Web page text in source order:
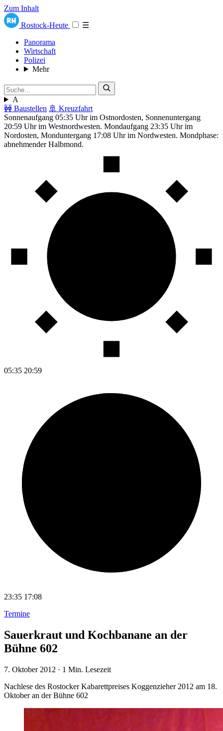
Zum Inhalt
Rostock-Heute
☰
Panorama
Wirtschaft
Polizei
Mehr
A
🚧 Baustellen 🚢 Kreuzfahrt
Sonnenaufgang 05:35 Uhr im Ostnordosten, Sonnenuntergang
20:59 Uhr im Westnordwesten. Mondaufgang 23:35 Uhr im
Nordosten, Monduntergang 17:08 Uhr im Nordwesten. Mondphase:
abnehmender Halbmond.
05:35 20:59
23:35 17:08
Termine
Sauerkraut und Kochbanane an der
Bühne 602
7. Oktober 2012 · 1 Min. Lesezeit
Nachlese des Rostocker Kabarettpreises Koggenzieher 2012 am 18.
Oktober an der Bühne 602